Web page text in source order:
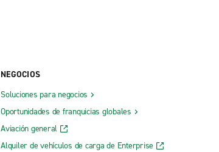
NEGOCIOS
Soluciones para negocios
Oportunidades de franquicias globales
Aviación general
Alquiler de vehículos de carga de Enterprise